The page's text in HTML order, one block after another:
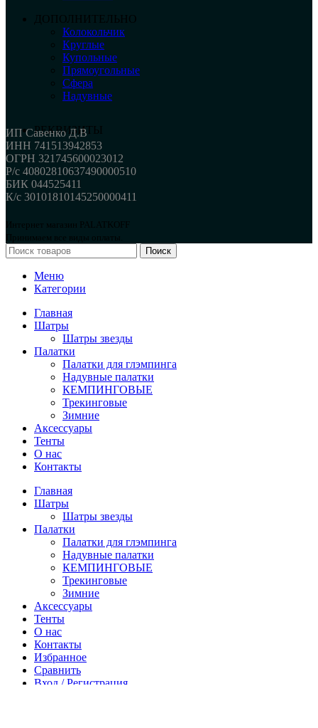
ДОПОЛНИТЕЛЬНО
Колокольчик
Круглые
Купольные
Прямоугольные
Сфера
Надувные
РЕКВИЗИТЫ
ИП Савенко Д.В
ИНН 741513942853
ОГРН 321745600023012
Р/с 40802810637490000510
БИК 044525411
К/с 30101810145250000411
Интернет магазин PALATKOFF
Принимаем все виды оплаты.
Поиск
Меню
Категории
Главная
Шатры
Шатры звезды
Палатки
Палатки для глэмпинга
Надувные палатки
КЕМПИНГОВЫЕ
Трекинговые
Зимние
Аксессуары
Тенты
О нас
Контакты
Главная
Шатры
Шатры звезды
Палатки
Палатки для глэмпинга
Надувные палатки
КЕМПИНГОВЫЕ
Трекинговые
Зимние
Аксессуары
Тенты
О нас
Контакты
Избранное
Сравнить
Вход / Регистрация